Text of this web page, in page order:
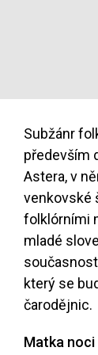
Subžánr
především
Astera, v
venkovské
folklórními
mladé
který se
čarodějnic.
Matka noci